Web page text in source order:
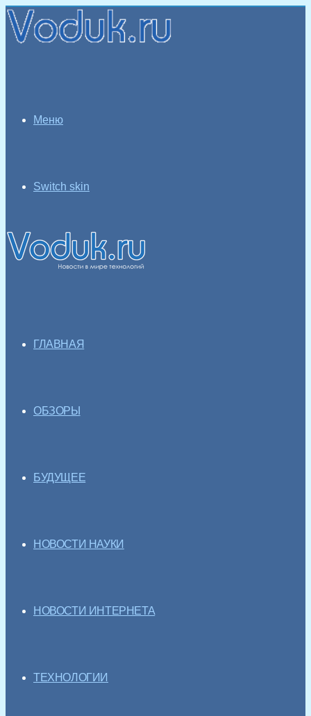
Меню
Switch skin
ГЛАВНАЯ
ОБЗОРЫ
БУДУЩЕЕ
НОВОСТИ НАУКИ
НОВОСТИ ИНТЕРНЕТА
ТЕХНОЛОГИИ